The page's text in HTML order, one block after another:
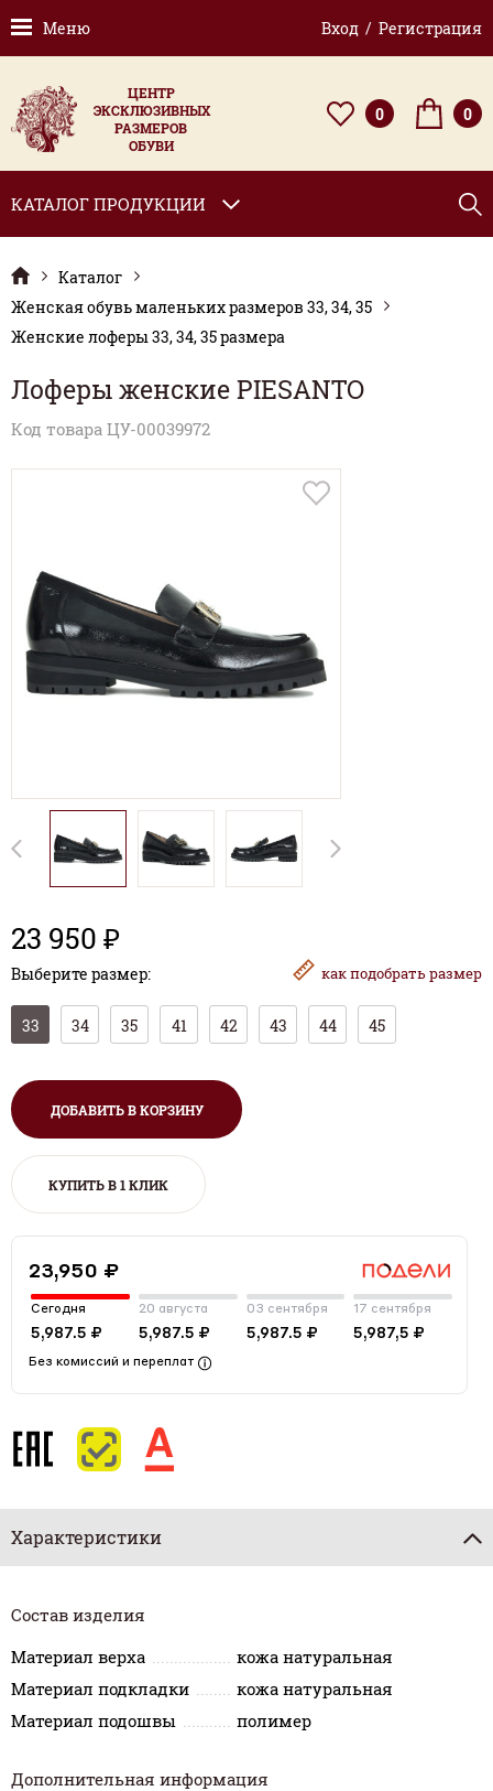
Меню Вход / Регистрация
ЦЕНТР
ЭКСКЛЮЗИВНЫХ
РАЗМЕРОВ
ОБУВИ
0 0
КАТАЛОГ ПРОДУКЦИИ
Каталог
Женская обувь маленьких размеров 33, 34, 35
Женские лоферы 33, 34, 35 размера
Лоферы женские PIESANTO
Код товара ЦУ-00039972
23 950 ₽
Выберите размер: какподобрать размер
33 34 35 41 42 43 44 45
ДОБАВИТЬ В КОРЗИНУ
КУПИТЬ В 1 КЛИК
23,950 ₽
Сегодня
5,987.5 ₽
20 августа
5,987.5 ₽
03 сентября
5,987.5 ₽
17 сентября
5,987,5 ₽
Без комиссий и переплат
Характеристики
Состав изделия
Материал верха
кожа натуральная
Материал подкладки
кожа натуральная
Материал подошвы
полимер
Дополнительная информация